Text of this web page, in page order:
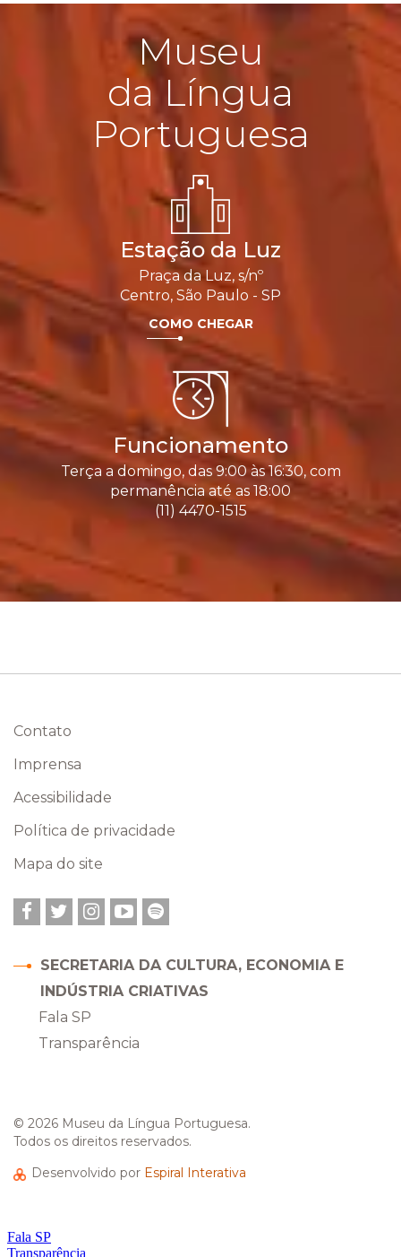
Museu
da Língua
Portuguesa
Estação da Luz
Praça da Luz, s/nº
Centro, São Paulo - SP
COMO CHEGAR
Funcionamento
Terça a domingo, das 9:00 às 16:30, com
permanência até as 18:00
(11) 4470-1515
Contato
Imprensa
Acessibilidade
Política de privacidade
Mapa do site
Facebook
Twitter
Instagram
YouTube
Spotify
SECRETARIA DA CULTURA, ECONOMIA E
INDÚSTRIA CRIATIVAS
Fala SP
Transparência
© 2026 Museu da Língua Portuguesa.
Todos os direitos reservados.
Desenvolvido por Espiral Interativa